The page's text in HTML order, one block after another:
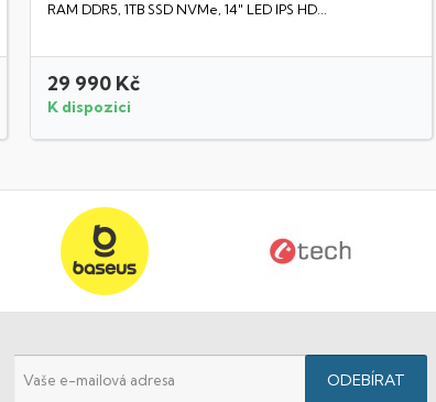
RAM DDR5, 1TB SSD NVMe, 14" LED IPS HD...
29 990 Kč
K dispozici